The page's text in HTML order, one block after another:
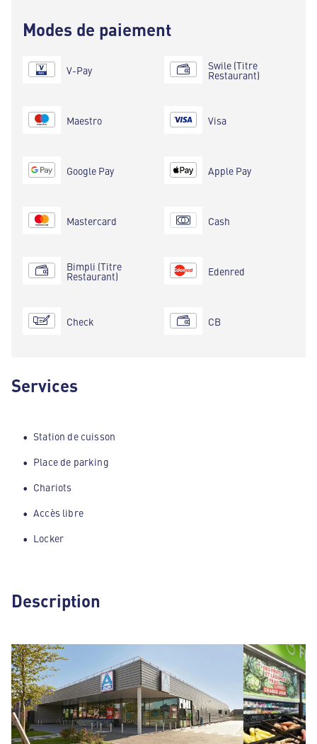
Modes de paiement
V-Pay
Maestro
Google Pay
Mastercard
Bimpli (Titre
Restaurant)
Check
Swile (Titre
Restaurant)
Visa
Apple Pay
Cash
Edenred
CB
Services
Station de cuisson
Place de parking
Chariots
Accès libre
Locker
Description